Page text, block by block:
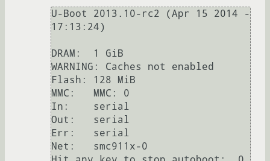
U-Boot 2013.10-rc2 (Apr 15 2014 -
17:13:24)
DRAM:  1 GiB
WARNING: Caches not enabled
Flash: 128 MiB
MMC:   MMC: 0
In:    serial
Out:   serial
Err:   serial
Net:   smc911x-0